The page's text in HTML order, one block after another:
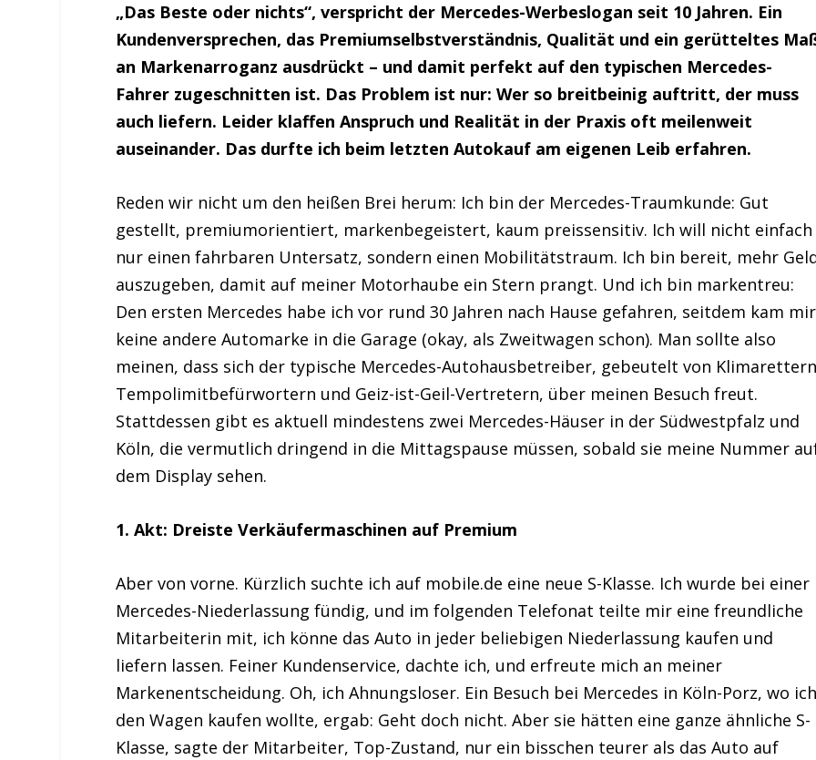
„Das Beste oder nichts“, verspricht der Mercedes-Werbeslogan seit 10 Jahren. Ein
Kundenversprechen, das Premiumselbstverständnis, Qualität und ein gerütteltes
an Markenarroganz ausdrückt – und damit perfekt auf den typischen Mercedes-
Fahrer zugeschnitten ist. Das Problem ist nur: Wer so breitbeinig auftritt, der muss
auch liefern. Leider klaffen Anspruch und Realität in der Praxis oft meilenweit
auseinander. Das durfte ich beim letzten Autokauf am eigenen Leib erfahren.
Reden wir nicht um den heißen Brei herum: Ich bin der Mercedes-Traumkunde: Gut
gestellt, premiumorientiert, markenbegeistert, kaum preissensitiv. Ich will nicht einfach
nur einen fahrbaren Untersatz, sondern einen Mobilitätstraum. Ich bin bereit, mehr
auszugeben, damit auf meiner Motorhaube ein Stern prangt. Und ich bin markentreu:
Den ersten Mercedes habe ich vor rund 30 Jahren nach Hause gefahren, seitdem kam mir
keine andere Automarke in die Garage (okay, als Zweitwagen schon). Man sollte also
meinen, dass sich der typische Mercedes-Autohausbetreiber, gebeutelt von
Tempolimitbefürwortern und Geiz-ist-Geil-Vertretern, über meinen Besuch freut.
Stattdessen gibt es aktuell mindestens zwei Mercedes-Häuser in der Südwestpfalz und
Köln, die vermutlich dringend in die Mittagspause müssen, sobald sie meine Nummer
dem Display sehen.
1. Akt: Dreiste Verkäufermaschinen auf Premium
Aber von vorne. Kürzlich suchte ich auf mobile.de eine neue S-Klasse. Ich wurde bei einer
Mercedes-Niederlassung fündig, und im folgenden Telefonat teilte mir eine freundliche
Mitarbeiterin mit, ich könne das Auto in jeder beliebigen Niederlassung kaufen und
liefern lassen. Feiner Kundenservice, dachte ich, und erfreute mich an meiner
Markenentscheidung. Oh, ich Ahnungsloser. Ein Besuch bei Mercedes in Köln-Porz, wo
den Wagen kaufen wollte, ergab: Geht doch nicht. Aber sie hätten eine ganze ähnliche S-
Klasse, sagte der Mitarbeiter, Top-Zustand, nur ein bisschen teurer als das Auto auf